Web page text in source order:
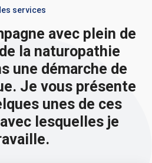
services
avec plein de
la naturopathie
une démarche de
Je vous présente
unes de ces
lesquelles je